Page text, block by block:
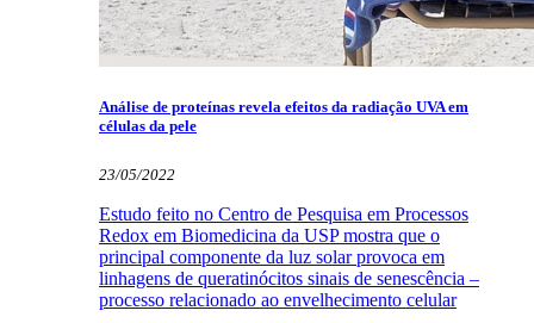
Análise de proteínas revela efeitos da radiação UVA em
células da pele
23/05/2022
Estudo feito no Centro de Pesquisa em Processos
Redox em Biomedicina da USP mostra que o
principal componente da luz solar provoca em
linhagens de queratinócitos sinais de senescência –
processo relacionado ao envelhecimento celular